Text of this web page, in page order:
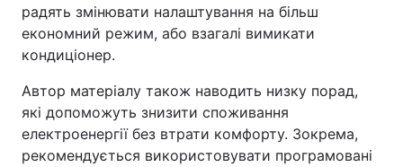
радять змінювати налаштування на більш
економний режим, або взагалі вимикати
кондиціонер.
Автор матеріалу також наводить низку порад,
які допоможуть знизити споживання
електроенергії без втрати комфорту. Зокрема,
рекомендується використовувати програмовані